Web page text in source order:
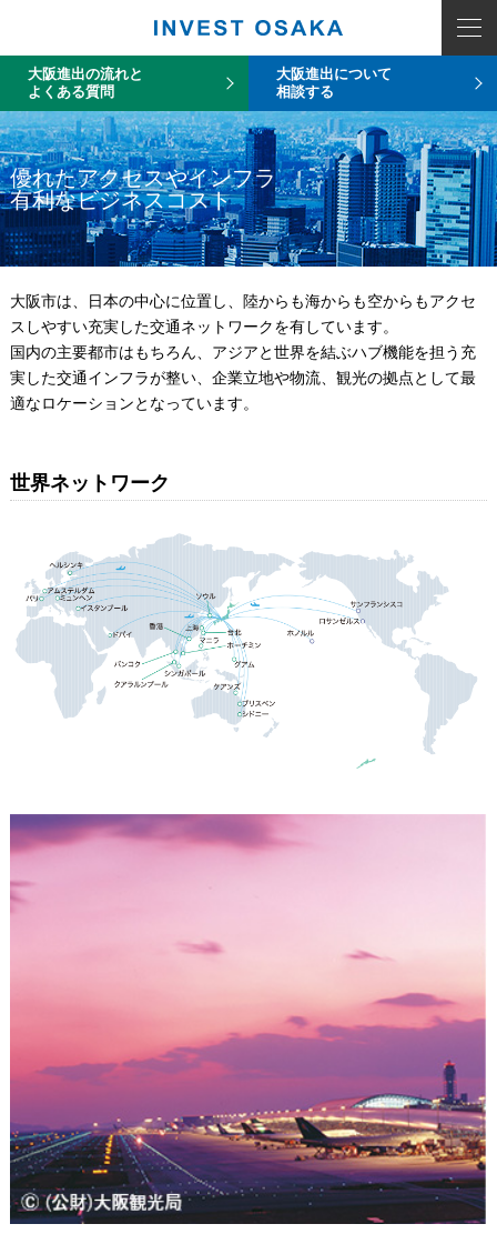
大阪進出の流れと
よくある質問
大阪進出について
相談する
優れたアクセスやインフラ
有利なビジネスコスト
大阪市は、日本の中心に位置し、陸からも海からも空からもアクセ
スしやすい充実した交通ネットワークを有しています。
国内の主要都市はもちろん、アジアと世界を結ぶハブ機能を担う充
実した交通インフラが整い、企業立地や物流、観光の拠点として最
適なロケーションとなっています。
世界ネットワーク